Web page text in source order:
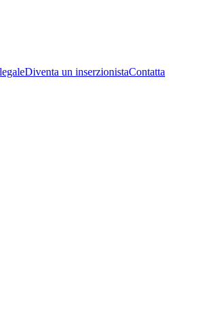
Diventa un inserzionistaContatta